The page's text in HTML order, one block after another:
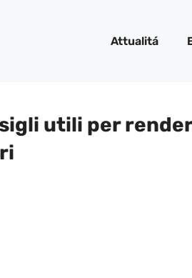
Attualitá
utili per